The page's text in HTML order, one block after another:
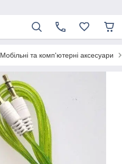
Мобільні та комп'ютерні аксесуари